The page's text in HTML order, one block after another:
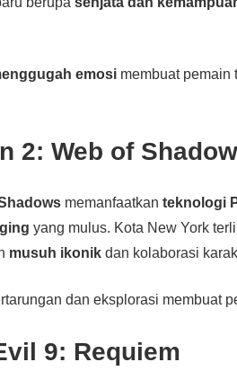
emosi membuat pemain
2: Web of
memanfaatkanteknologi
yang mulus. Kota New York
musuh ikonik dan kolaborasi
dan eksplorasi membuat
9: Requiem